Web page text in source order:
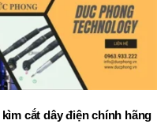
kìm cắt dây điện chính hãng